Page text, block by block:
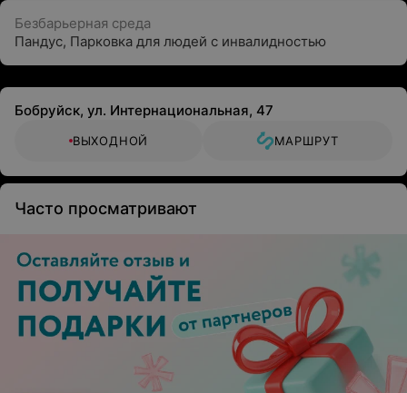
Безбарьерная среда
Пандус, Парковка для людей с инвалидностью
Бобруйск, ул. Интернациональная, 47
ВЫХОДНОЙ МАРШРУТ
Часто просматривают